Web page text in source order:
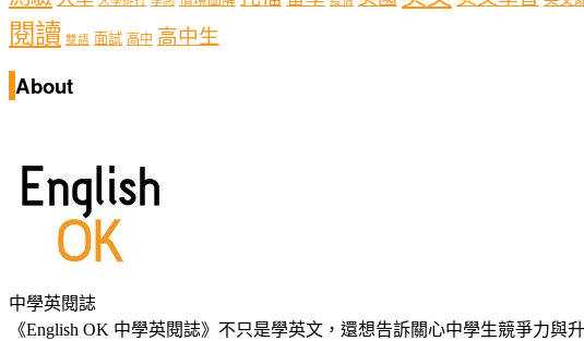
閱讀 雙語 面試 高中 高中生
About
中學英閱誌
《English OK 中學英閱誌》不只是學英文，還想告訴關心中學生競爭力